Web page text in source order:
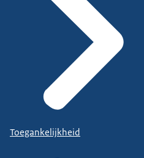
Toegankelijkheid